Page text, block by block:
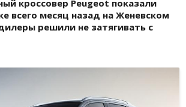
кроссовер Peugeot показали
всего месяц назад на Женевском
решили не затягивать с